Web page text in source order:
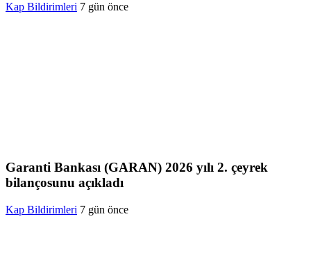
Kap Bildirimleri 7 gün önce
Garanti Bankası (GARAN) 2026 yılı 2. çeyrek
bilançosunu açıkladı
Kap Bildirimleri 7 gün önce